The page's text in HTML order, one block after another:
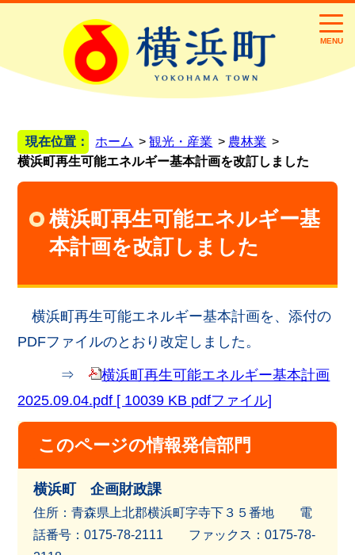
MENU
現在位置： ホーム 観光・産業
農林業
横浜町再生可能エネルギー基本計画を改訂しました
横浜町再生可能エネルギー基
本計画を改訂しました
横浜町再生可能エネルギー基本計画を、添付の
PDFファイルのとおり改定しました。
⇒
横浜町再生可能エネルギー基本計画
2025.09.04.pdf [ 10039 KB pdfファイル]
このページの情報発信部門
横浜町 企画財政課
住所：青森県上北郡横浜町字寺下３５番地 電
話番号：0175-78-2111 ファッ クス：0175-78-